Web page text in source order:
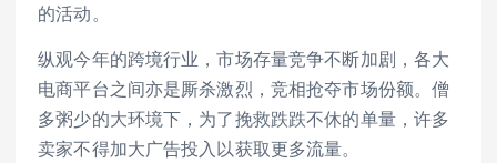
的活动。
纵观今年的跨境行业，市场存量竞争不断加剧，各大
电商平台之间亦是厮杀激烈，竞相抢夺市场份额。僧
多粥少的大环境下，为了挽救跌跌不休的单量，许多
卖家不得加大广告投入以获取更多流量。